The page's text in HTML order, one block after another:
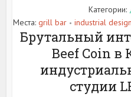
Категории:
Места: grill bar • industrial design
Брутальный
Beef Coin в
студии